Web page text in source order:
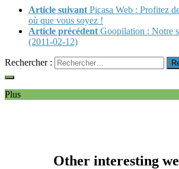
Article suivant Picasa Web : Profitez
où que vous soyez !
Article précédent Goopilation : Notre
(2011-02-12)
Rechercher :
Plus
Other interesting